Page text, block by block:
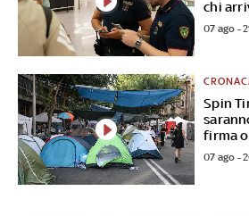
chi
07 ago -
Spin
firma
07 ago -